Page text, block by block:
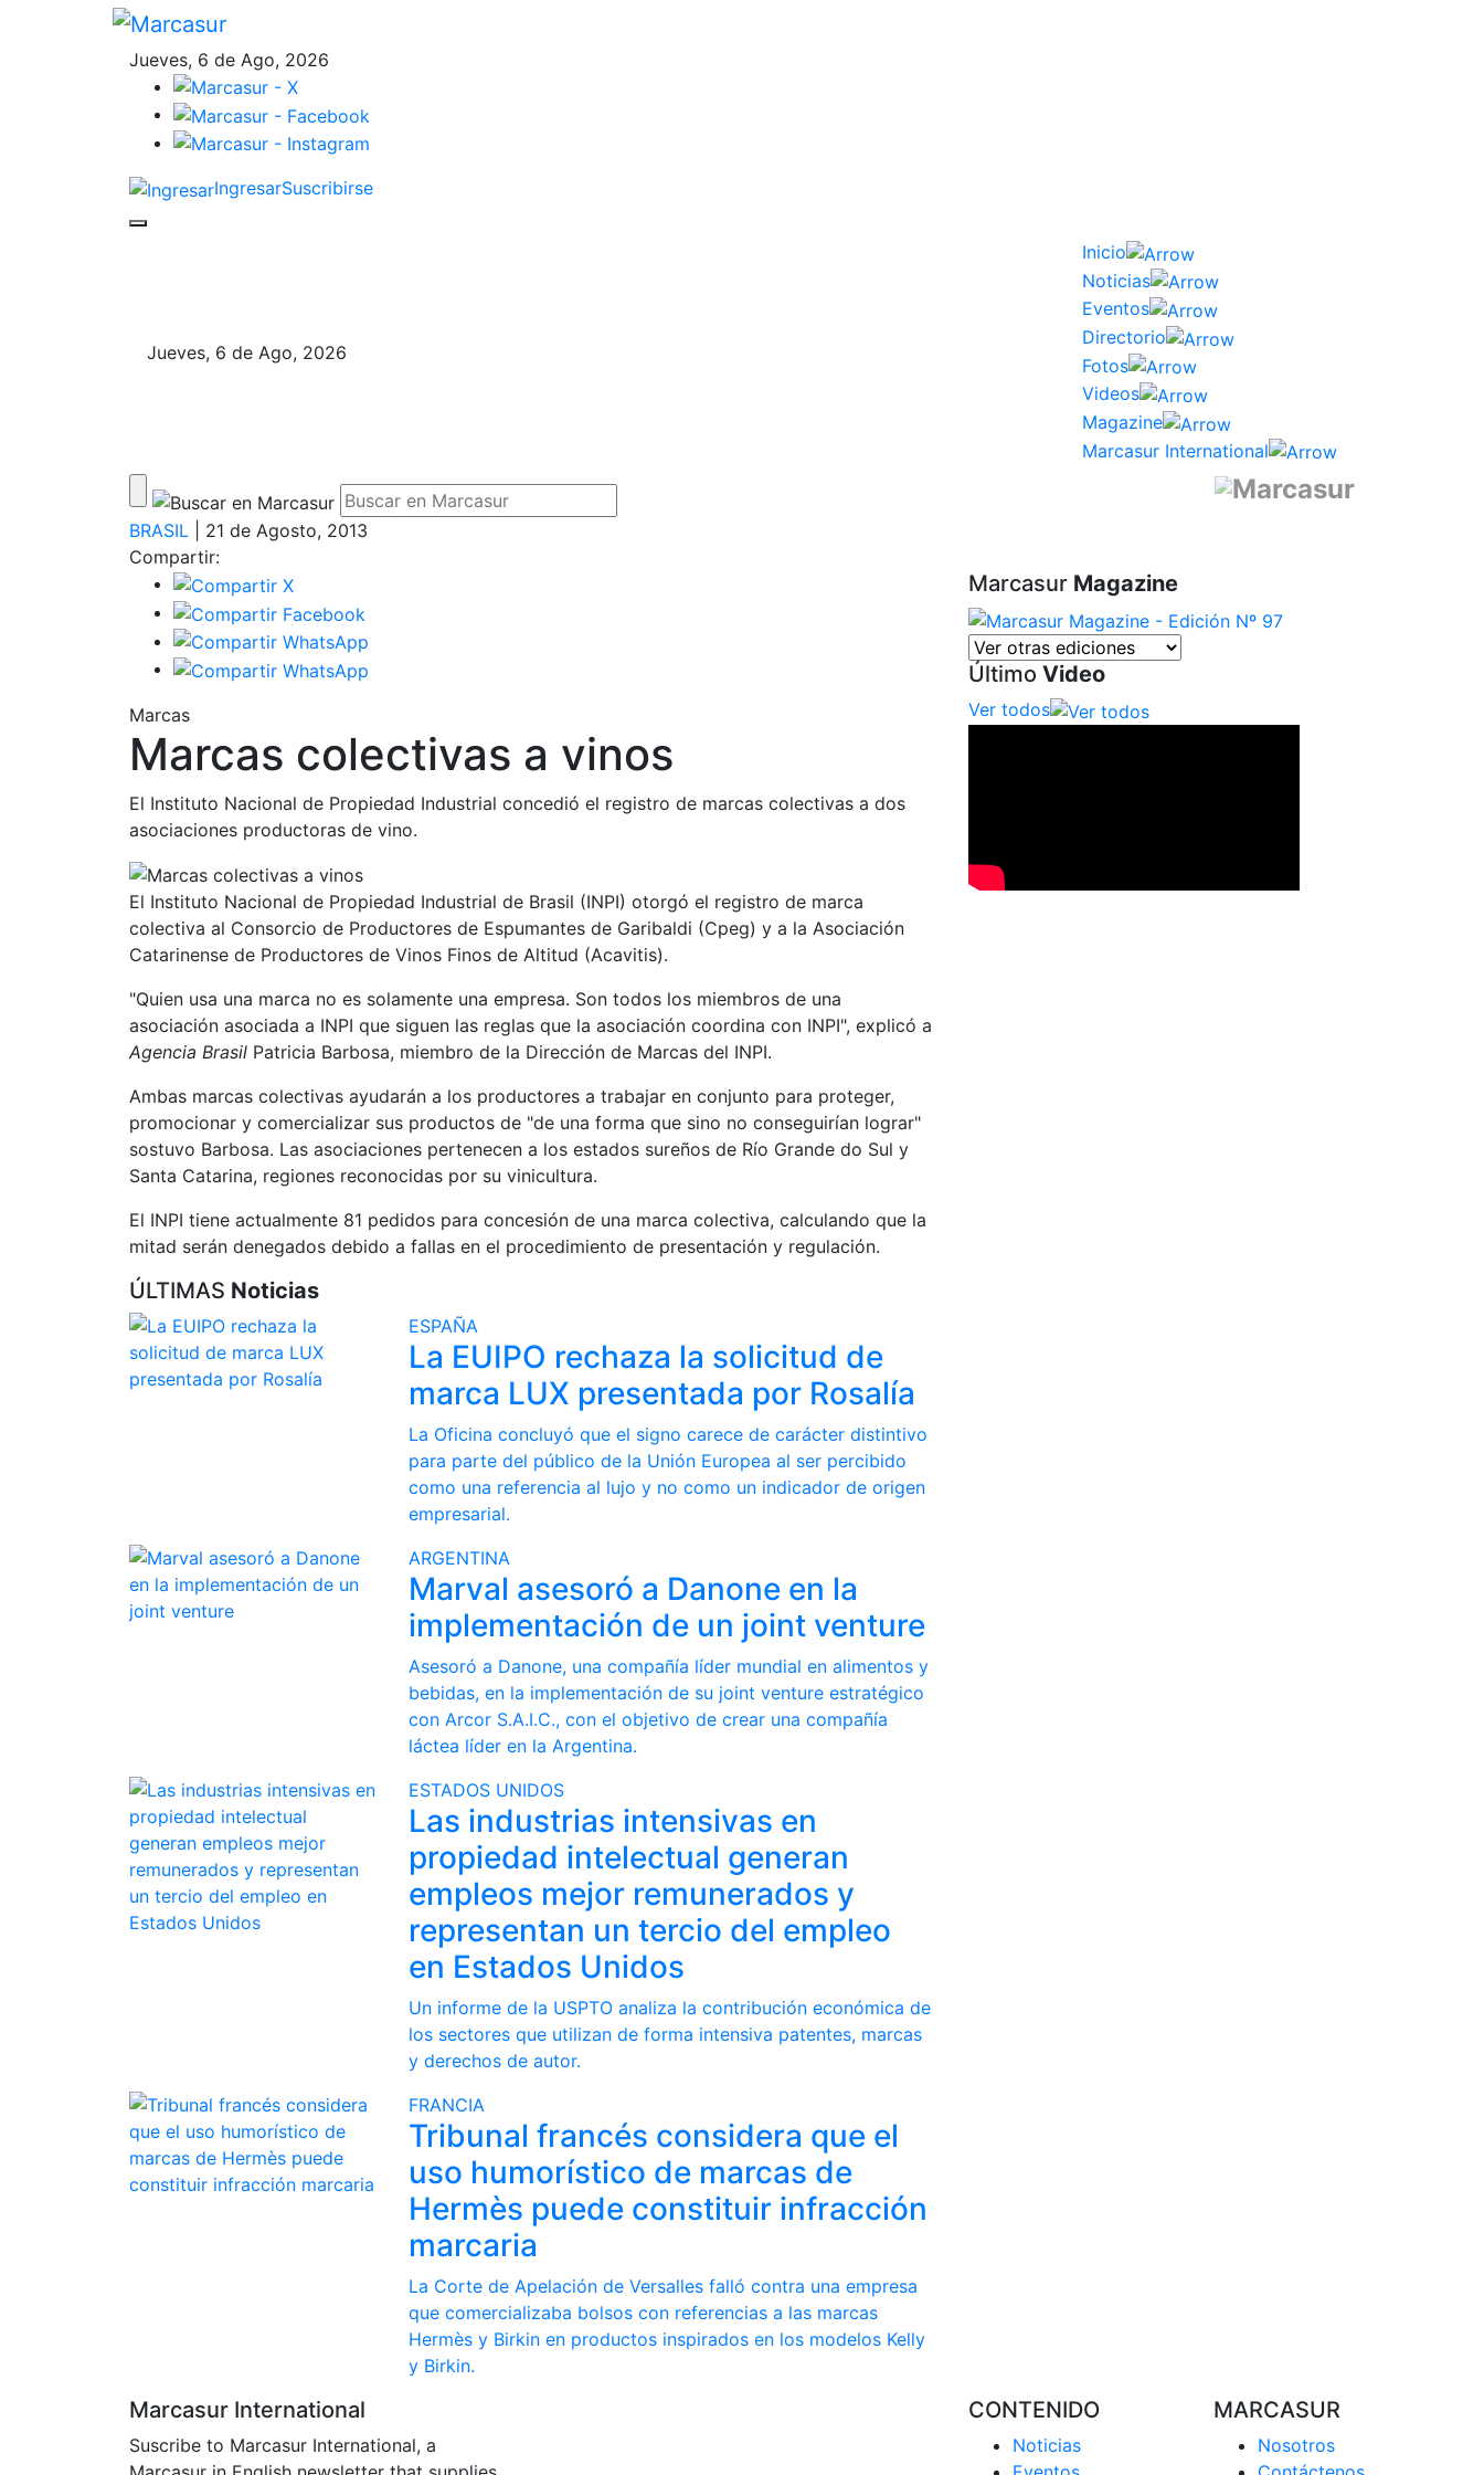
Jueves, 6 de Ago, 2026
IngresarSuscribirse
Jueves, 6 de Ago, 2026
Inicio
Noticias
Eventos
Directorio
Fotos
Videos
Magazine
Marcasur International
BRASIL | 21 de Agosto, 2013
Compartir:
Marcas
Marcas colectivas a vinos
El Instituto Nacional de Propiedad Industrial concedió el registro de marcas colectivas a dos
asociaciones productoras de vino.
El Instituto Nacional de Propiedad Industrial de Brasil (INPI) otorgó el registro de marca
colectiva al Consorcio de Productores de Espumantes de Garibaldi (Cpeg) y a la Asociación
Catarinense de Productores de Vinos Finos de Altitud (Acavitis).
"Quien usa una marca no es solamente una empresa. Son todos los miembros de una
asociación asociada a INPI que siguen las reglas que la asociación coordina con INPI", explicó a
Agencia Brasil Patricia Barbosa, miembro de la Dirección de Marcas del INPI.
Ambas marcas colectivas ayudarán a los productores a trabajar en conjunto para proteger,
promocionar y comercializar sus productos de "de una forma que sino no conseguirían lograr"
sostuvo Barbosa. Las asociaciones pertenecen a los estados sureños de Río Grande do Sul y
Santa Catarina, regiones reconocidas por su vinicultura.
El INPI tiene actualmente 81 pedidos para concesión de una marca colectiva, calculando que la
mitad serán denegados debido a fallas en el procedimiento de presentación y regulación.
ÚLTIMAS Noticias
ESPAÑA
La EUIPO rechaza la solicitud de
marca LUX presentada por Rosalía
La Oficina concluyó que el signo carece de carácter distintivo
para parte del público de la Unión Europea al ser percibido
como una referencia al lujo y no como un indicador de origen
empresarial.
ARGENTINA
Marval asesoró a Danone en la
implementación de un joint venture
Asesoró a Danone, una compañía líder mundial en alimentos y
bebidas, en la implementación de su joint venture estratégico
con Arcor S.A.I.C., con el objetivo de crear una compañía
láctea líder en la Argentina.
ESTADOS UNIDOS
Las industrias intensivas en
propiedad intelectual generan
empleos mejor remunerados y
representan un tercio del empleo
en Estados Unidos
Un informe de la USPTO analiza la contribución económica de
los sectores que utilizan de forma intensiva patentes, marcas
y derechos de autor.
FRANCIA
Tribunal francés considera que el
uso humorístico de marcas de
Hermès puede constituir infracción
marcaria
La Corte de Apelación de Versalles falló contra una empresa
que comercializaba bolsos con referencias a las marcas
Hermès y Birkin en productos inspirados en los modelos Kelly
y Birkin.
Marcasur Magazine
Último Video
Ver todos
Marcasur International
Suscribe to Marcasur International, a
CONTENIDO
Noticias
MARCASUR
Nosotros